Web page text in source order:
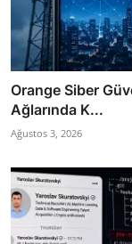
Orange Siber
Ağlarında K...
Ağustos 3, 2026